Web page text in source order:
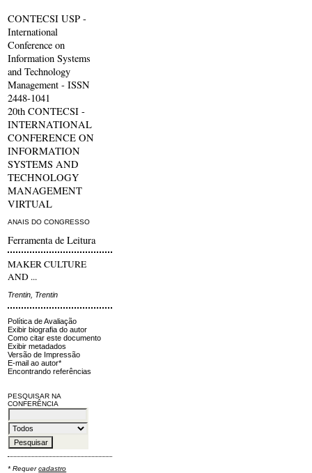
CONTECSI USP -
International
Conference on
Information Systems
and Technology
Management - ISSN
2448-1041
20th CONTECSI -
INTERNATIONAL
CONFERENCE ON
INFORMATION
SYSTEMS AND
TECHNOLOGY
MANAGEMENT
VIRTUAL
ANAIS DO CONGRESSO
Ferramenta de Leitura
MAKER CULTURE
AND ...
Trentin, Trentin
Política de Avaliação
Exibir biografia do autor
Como citar este documento
Exibir metadados
Versão de Impressão
E-mail ao autor*
Encontrando referências
PESQUISAR NA
CONFERÊNCIA
* Requercadastro